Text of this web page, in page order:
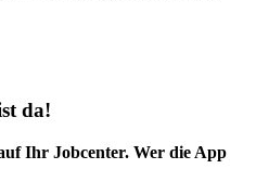
da!
Ihr Jobcenter. Wer die App